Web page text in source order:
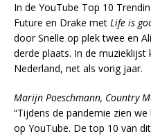
In de YouTube Top 10
Future en Drake met Life is
door Snelle op plek twee en
derde plaats. In de muzieklijst
Nederland, net als vorig jaar.
Marijn Poeschmann, Country
“Tijdens de pandemie zien
op YouTube. De top 10 van